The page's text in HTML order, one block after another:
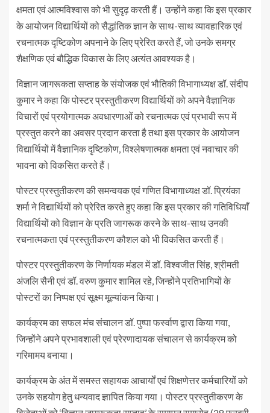
क्षमता एवं आत्मविश्वास को भी सुदृढ़ करती हैं। उन्होंने कहा कि इस प्रकार
के आयोजन विद्यार्थियों को सैद्धांतिक ज्ञान के साथ-साथ व्यावहारिक एवं
रचनात्मक दृष्टिकोण अपनाने के लिए प्रेरित करते हैं, जो उनके समग्र
शैक्षणिक एवं बौद्धिक विकास के लिए अत्यंत आवश्यक है।
विज्ञान जागरूकता सप्ताह के संयोजक एवं भौतिकी विभागाध्यक्ष डॉ. संदीप
कुमार ने कहा कि पोस्टर प्रस्तुतीकरण विद्यार्थियों को अपने वैज्ञानिक
विचारों एवं प्रयोगात्मक अवधारणाओं को रचनात्मक एवं प्रभावी रूप में
प्रस्तुत करने का अवसर प्रदान करता है तथा इस प्रकार के आयोजन
विद्यार्थियों में वैज्ञानिक दृष्टिकोण, विश्लेषणात्मक क्षमता एवं नवाचार की
भावना को विकसित करते हैं।
पोस्टर प्रस्तुतीकरण की समन्वयक एवं गणित विभागाध्यक्ष डॉ. प्रियंका
शर्मा ने विद्यार्थियों को प्रेरित करते हुए कहा कि इस प्रकार की गतिविधियाँ
विद्यार्थियों को विज्ञान के प्रति जागरूक करने के साथ-साथ उनकी
रचनात्मकता एवं प्रस्तुतीकरण कौशल को भी विकसित करती हैं।
पोस्टर प्रस्तुतीकरण के निर्णायक मंडल में डॉ. विश्वजीत सिंह, श्रीमती
अंजलि सैनी एवं डॉ. वरुण कुमार शामिल रहे, जिन्होंने प्रतिभागियों के
पोस्टरों का निष्पक्ष एवं सूक्ष्म मूल्यांकन किया।
कार्यक्रम का सफल मंच संचालन डॉ. पुष्पा फर्स्वाण द्वारा किया गया,
जिन्होंने अपने प्रभावशाली एवं प्रेरणादायक संचालन से कार्यक्रम को
गरिमामय बनाया।
कार्यक्रम के अंत में समस्त सहायक आचार्यों एवं शिक्षणेत्तर कर्मचारियों को
उनके सहयोग हेतु धन्यवाद ज्ञापित किया गया। पोस्टर प्रस्तुतीकरण के